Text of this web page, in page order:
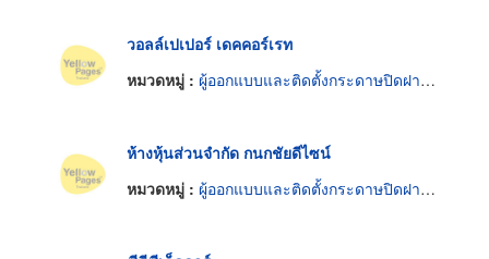
วอลล์เปเปอร์ เดคคอร์เรท
หมวดหมู่ : ผู้ออกแบบและติดตั้งกระดาษปิดฝาผนัง
ห้างหุ้นส่วนจำกัด กนกชัยดีไซน์
หมวดหมู่ : ผู้ออกแบบและติดตั้งกระดาษปิดฝาผนัง